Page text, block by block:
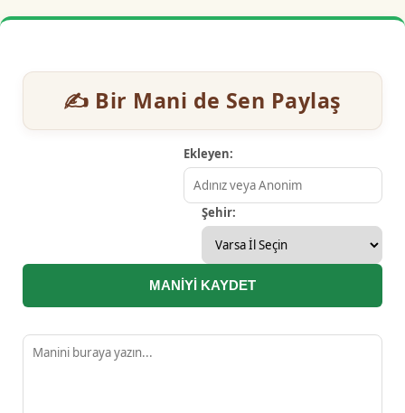
✍️ Bir Mani de Sen Paylaş
Ekleyen:
Şehir:
MANİYİ KAYDET